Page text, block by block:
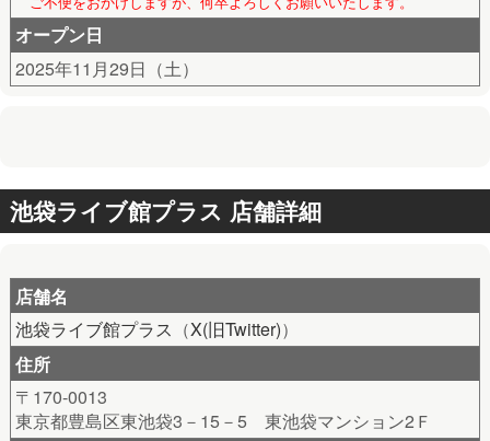
オープン日
2025年11月29日（土）
池袋ライブ館プラス 店舗詳細
店舗名
池袋ライブ館プラス （X(旧Twitter)）
住所
〒170-0013
東京都豊島区東池袋3－15－5 東池袋マンション2Ｆ